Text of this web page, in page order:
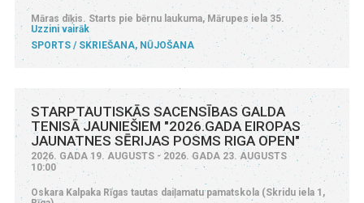
Māras dīķis. Starts pie bērnu laukuma, Mārupes iela 35.
Uzzini vairāk
SPORTS
SKRIEŠANA, NŪJOŠANA
STARPTAUTISKĀS SACENSĪBAS GALDA
TENISĀ JAUNIEŠIEM "2026.GADA EIROPAS
JAUNATNES SĒRIJAS POSMS RIGA OPEN"
2026. GADA 19. AUGUSTS - 2026. GADA 23. AUGUSTS
10:00
Oskara Kalpaka Rīgas tautas daiļamatu pamatskola (Skridu iela 1,